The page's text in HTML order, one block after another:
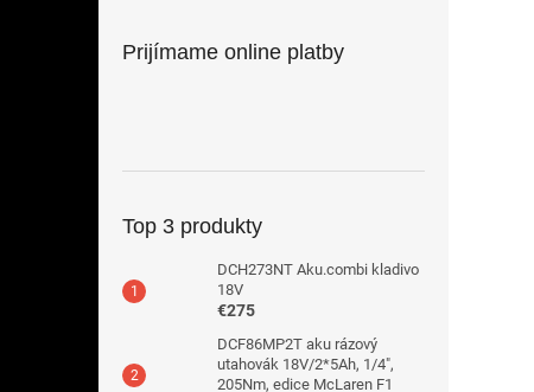
Prijímame online platby
Top 3 produkty
DCH273NT Aku.combi kladivo
18V
€275
DCF86MP2T aku rázový
utahovák 18V/2*5Ah, 1/4",
205Nm, edice McLaren F1